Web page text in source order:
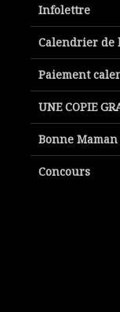
Infolettre
Calendrier de
Paiement
UNE COPIE
Bonne
Concours